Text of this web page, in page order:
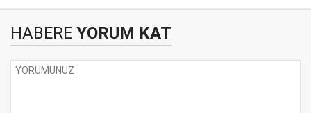
HABERE YORUM KAT